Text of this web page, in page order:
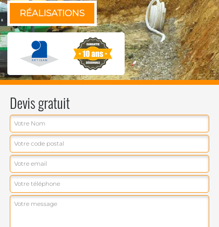
RÉALISATIONS
Devis gratuit